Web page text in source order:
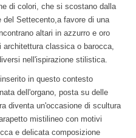
di colori, che si scostano dalla
Settecento,a favore di una
altari in azzurro e oro
classica o barocca,
nell'ispirazione stilistica.
in questo contesto
dell'organo, posta su delle
diventa un'occasione di scultura
mistilineo con motivi
e delicata composizione